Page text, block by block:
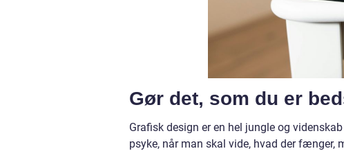
Gør det, som du er
Grafisk design er en hel jungle og
psyke, når man skal vide, hvad der fænger,